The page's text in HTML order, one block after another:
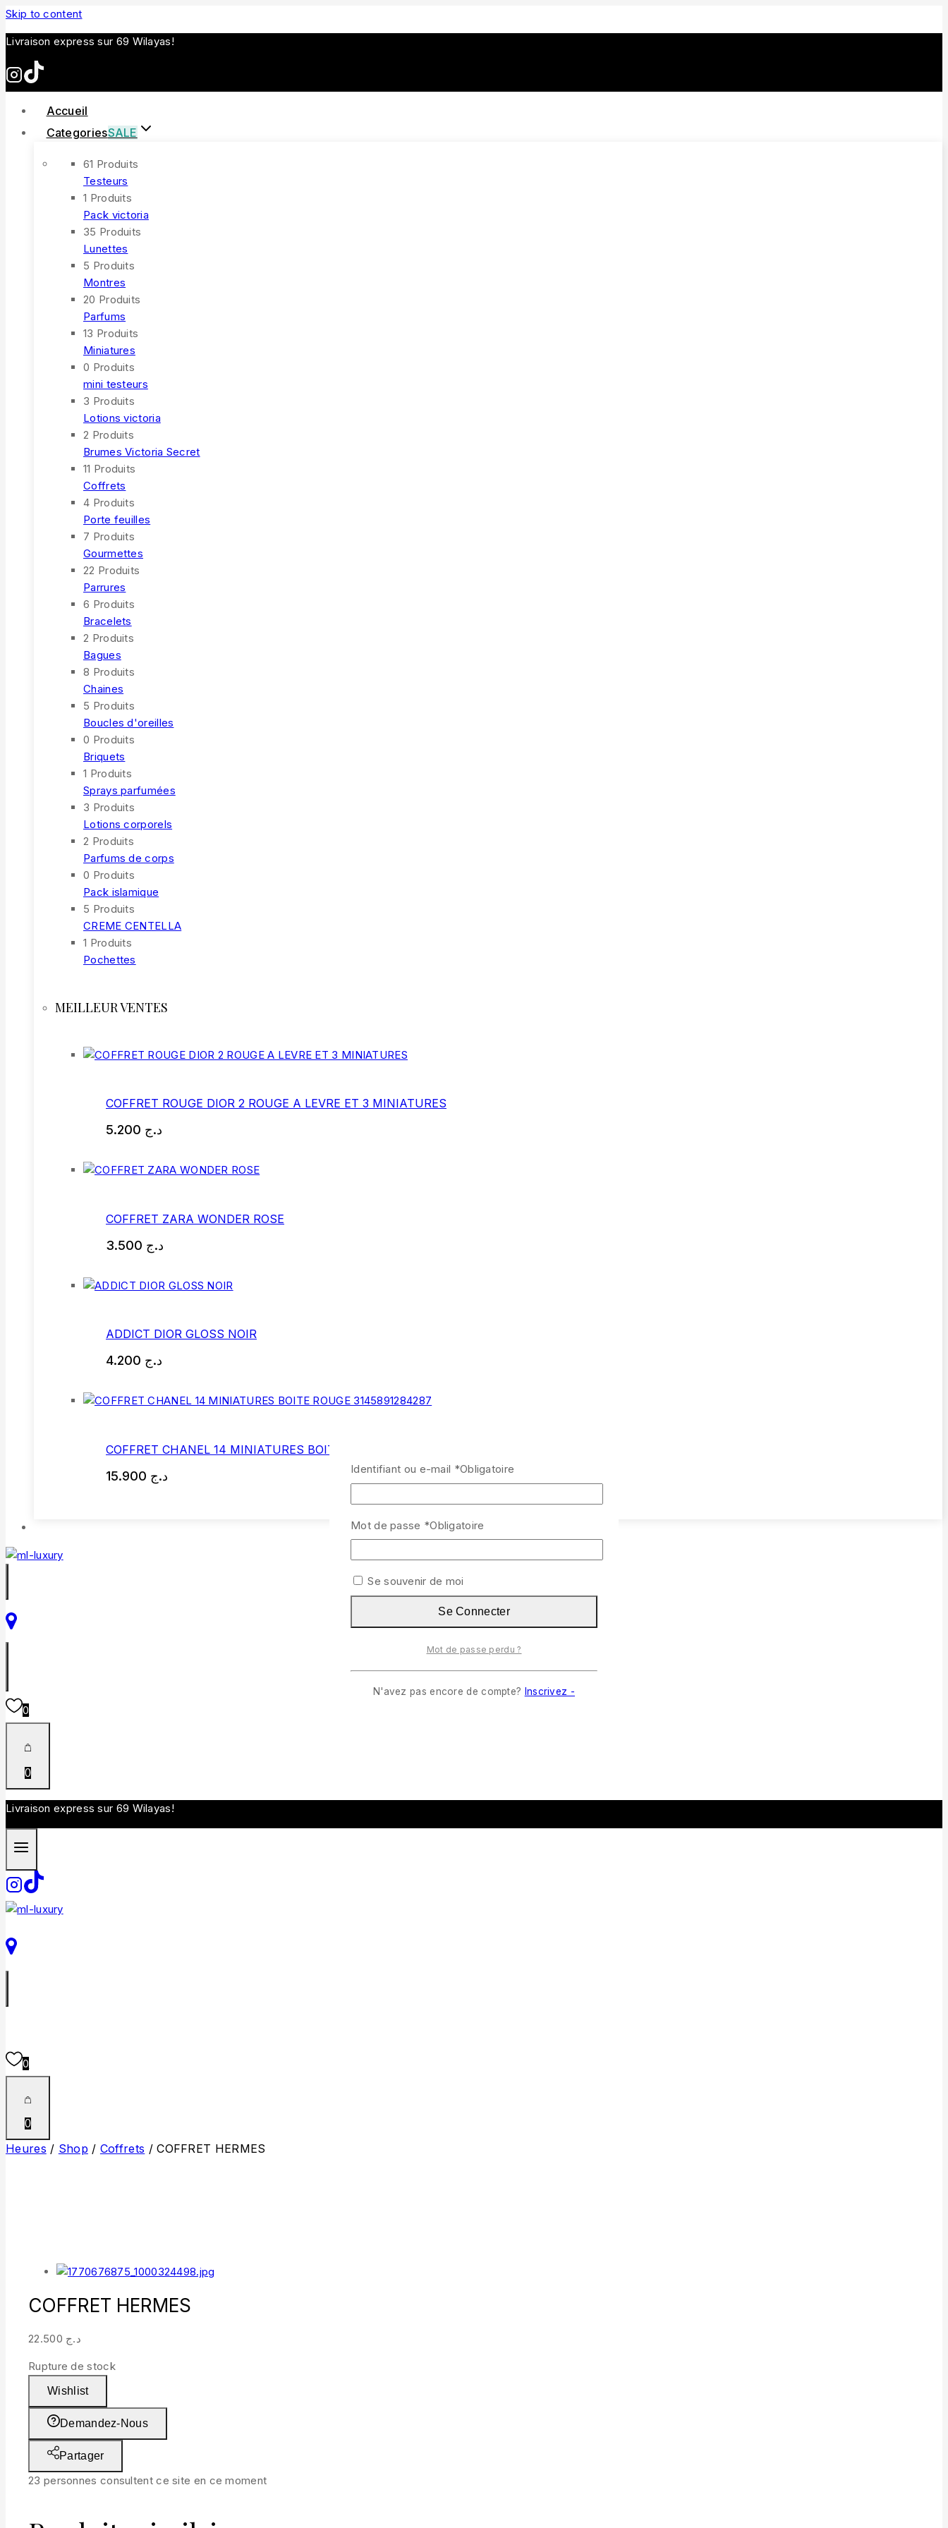
Skip to content
Livraison express sur 69 Wilayas!
Accueil
CategoriesSALE
61 Produits
Testeurs
1 Produits
Pack victoria
35 Produits
Lunettes
5 Produits
Montres
20 Produits
Parfums
13 Produits
Miniatures
0 Produits
mini testeurs
3 Produits
Lotions victoria
2 Produits
Brumes Victoria Secret
11 Produits
Coffrets
4 Produits
Porte feuilles
7 Produits
Gourmettes
22 Produits
Parrures
6 Produits
Bracelets
2 Produits
Bagues
8 Produits
Chaines
5 Produits
Boucles d'oreilles
0 Produits
Briquets
1 Produits
Sprays parfumées
3 Produits
Lotions corporels
2 Produits
Parfums de corps
0 Produits
Pack islamique
5 Produits
CREME CENTELLA
1 Produits
Pochettes
MEILLEUR VENTES
COFFRET ROUGE DIOR 2 ROUGE A LEVRE ET 3 MINIATURES
د.ج
COFFRET ZARA WONDER ROSE
د.ج
ADDICT DIOR GLOSS NOIR
د.ج
COFFRET CHANEL 14 MINIATURES BOITE ROUGE 3145891284287
د.ج
0
0
Livraison express sur 69 Wilayas!
0
0
Heures / Shop / Coffrets / COFFRET HERMES
COFFRET HERMES
د.ج
Rupture de stock
Wishlist
Demandez-Nous
Partager
23 personnes consultent ce site en ce moment
Identifiant ou e-mail *Obligatoire
Mot de passe *Obligatoire
Se souvenir de moi
Se Connecter
Mot de passe perdu ?
N'avez pas encore de compte? Inscrivez -